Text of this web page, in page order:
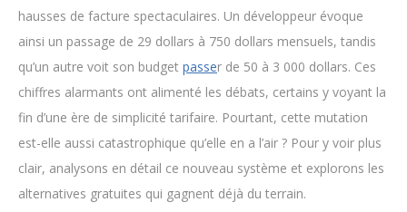
hausses de facture spectaculaires. Un développeur évoque
ainsi un passage de 29 dollars à 750 dollars mensuels, tandis
qu’un autre voit son budget passer de 50 à 3 000 dollars. Ces
chiffres alarmants ont alimenté les débats, certains y voyant la
fin d’une ère de simplicité tarifaire. Pourtant, cette mutation
est-elle aussi catastrophique qu’elle en a l’air ? Pour y voir plus
clair, analysons en détail ce nouveau système et explorons les
alternatives gratuites qui gagnent déjà du terrain.